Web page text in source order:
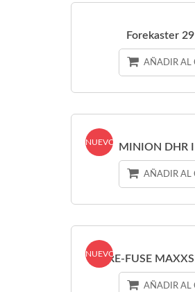
Forekaster
AÑADIR AL
MINION DHR
AÑADIR AL
NUEVO
RE-FUSE
AÑADIR AL
NUEVO